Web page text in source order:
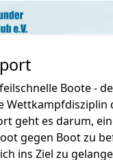
Boote -
Wettkampfdisziplin
geht es darum,
gegen Boot zu
ins Ziel zu